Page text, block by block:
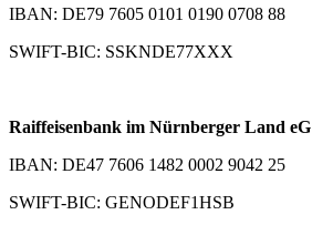
IBAN: DE79 7605 0101 0190 0708 88
SWIFT-BIC: SSKNDE77XXX
Raiffeisenbank im Nürnberger Land eG
IBAN: DE47 7606 1482 0002 9042 25
SWIFT-BIC: GENODEF1HSB